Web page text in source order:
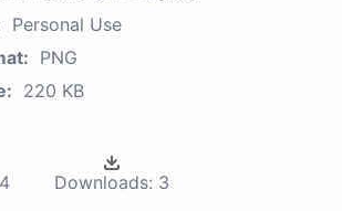
Personal Use
PNG
220 KB
Downloads: 3